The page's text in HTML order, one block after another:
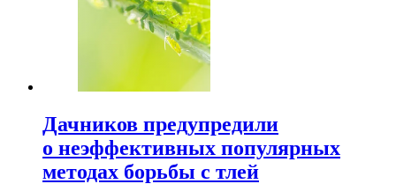
Дачников предупредили
о неэффективных популярных
методах борьбы с тлей